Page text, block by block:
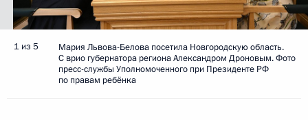
1 из 5
Мария Львова-Белова посетила Новгородскую область.
С врио губернатора региона Александром Дроновым. Фото
пресс-службы Уполномоченного при Президенте РФ
по правам ребёнка